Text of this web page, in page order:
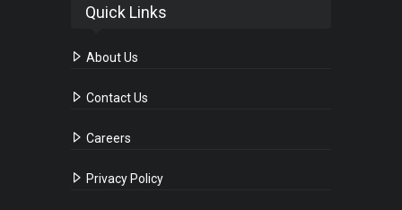
Quick Links
About Us
Contact Us
Careers
Privacy Policy